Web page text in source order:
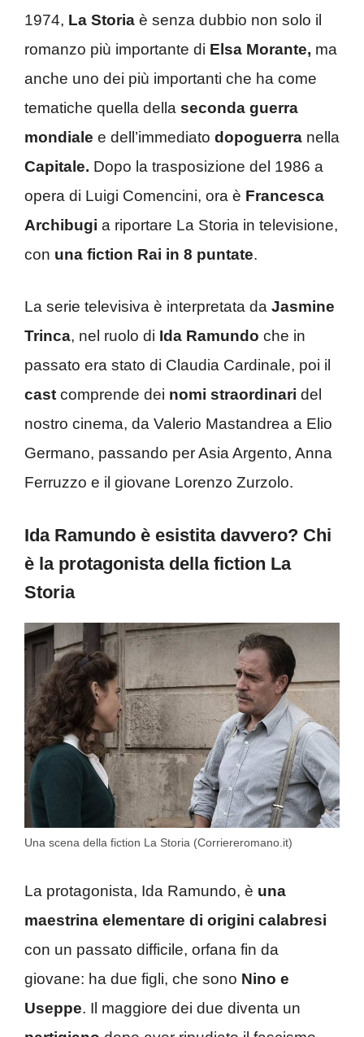
1974, La Storia è senza dubbio non solo il
romanzo più importante di Elsa Morante, ma
anche uno dei più importanti che ha come
tematiche quella della seconda guerra
mondiale e dell’immediato dopoguerra nella
Capitale. Dopo la trasposizione del 1986 a
opera di Luigi Comencini, ora è Francesca
Archibugi a riportare La Storia in televisione,
con una fiction Rai in 8 puntate.
La serie televisiva è interpretata da Jasmine
Trinca, nel ruolo di Ida Ramundo che in
passato era stato di Claudia Cardinale, poi il
cast comprende dei nomi straordinari del
nostro cinema, da Valerio Mastandrea a Elio
Germano, passando per Asia Argento, Anna
Ferruzzo e il giovane Lorenzo Zurzolo.
Ida Ramundo è esistita davvero? Chi
è la protagonista della fiction La
Storia
Una scena della fiction La Storia (Corriereromano.it)
La protagonista, Ida Ramundo, è una
maestrina elementare di origini calabresi
con un passato difficile, orfana fin da
giovane: ha due figli, che sono Nino e
Useppe. Il maggiore dei due diventa un